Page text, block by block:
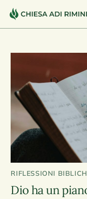
RIFLESSIONI
Dio ha un